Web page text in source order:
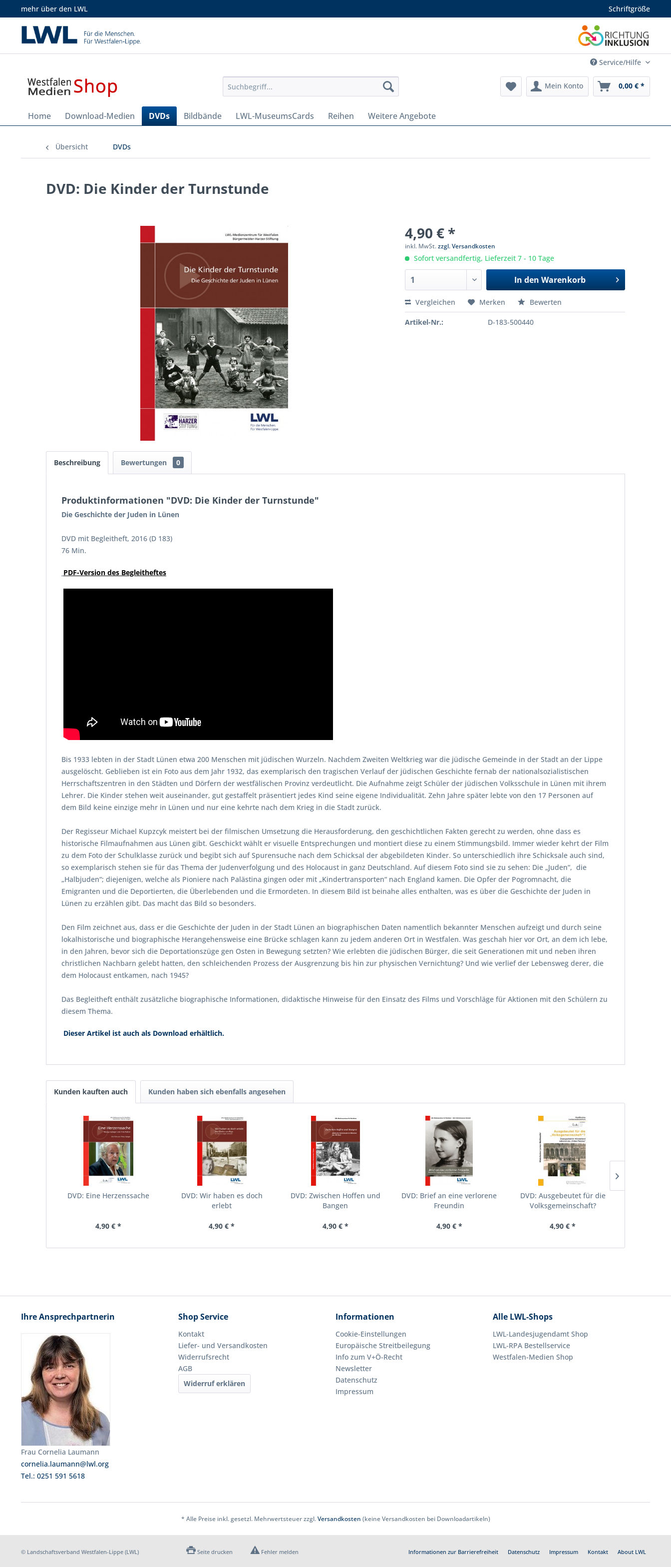
mehr über den LWL Schriftgröße
Service/Hilfe
Mein Konto 0,00 € *
Home Download-Medien DVDs Bildbände LWL-MuseumsCards Reihen Weitere Angebote
Übersicht DVDs
DVD: Die Kinder der Turnstunde
4,90 € *
inkl. MwSt.zzgl. Versandkosten
Sofort versandfertig, Lieferzeit 7 - 10 Tage
In den Warenkorb
Vergleichen Merken Bewerten
Artikel-Nr.: D-183-500440
Beschreibung Bewertungen 0
Produktinformationen "DVD: Die Kinder der Turnstunde"
Die Geschichte der Juden in Lünen
DVD mit Begleitheft, 2016 (D 183)
76 Min.
PDF-Version des Begleitheftes
Bis 1933 lebten in der Stadt Lünen etwa 200 Menschen mit jüdischen Wurzeln. Nachdem Zweiten Weltkrieg war die jüdische Gemeinde in der Stadt an der Lippe
ausgelöscht. Geblieben ist ein Foto aus dem Jahr 1932, das exemplarisch den tragischen Verlauf der jüdischen Geschichte fernab der nationalsozialistischen
Herrschaftszentren in den Städten und Dörfern der westfälischen Provinz verdeutlicht. Die Aufnahme zeigt Schüler der jüdischen Volksschule in Lünen mit ihrem
Lehrer. Die Kinder stehen weit auseinander, gut gestaffelt präsentiert jedes Kind seine eigene Individualität. Zehn Jahre später lebte von den 17 Personen auf
dem Bild keine einzige mehr in Lünen und nur eine kehrte nach dem Krieg in die Stadt zurück.
Der Regisseur Michael Kupzcyk meistert bei der filmischen Umsetzung die Herausforderung, den geschichtlichen Fakten gerecht zu werden, ohne dass es
historische Filmaufnahmen aus Lünen gibt. Geschickt wählt er visuelle Entsprechungen und montiert diese zu einem Stimmungsbild. Immer wieder kehrt der Film
zu dem Foto der Schulklasse zurück und begibt sich auf Spurensuche nach dem Schicksal der abgebildeten Kinder. So unterschiedlich ihre Schicksale auch sind,
so exemplarisch stehen sie für das Thema der Judenverfolgung und des Holocaust in ganz Deutschland. Auf diesem Foto sind sie zu sehen: Die „Juden“, die
„Halbjuden“; diejenigen, welche als Pioniere nach Palästina gingen oder mit „Kindertransporten“ nach England kamen. Die Opfer der Pogromnacht, die
Emigranten und die Deportierten, die Überlebenden und die Ermordeten. In diesem Bild ist beinahe alles enthalten, was es über die Geschichte der Juden in
Lünen zu erzählen gibt. Das macht das Bild so besonders.
Den Film zeichnet aus, dass er die Geschichte der Juden in der Stadt Lünen an biographischen Daten namentlich bekannter Menschen aufzeigt und durch seine
lokalhistorische und biographische Herangehensweise eine Brücke schlagen kann zu jedem anderen Ort in Westfalen. Was geschah hier vor Ort, an dem ich lebe,
in den Jahren, bevor sich die Deportationszüge gen Osten in Bewegung setzten? Wie erlebten die jüdischen Bürger, die seit Generationen mit und neben ihren
christlichen Nachbarn gelebt hatten, den schleichenden Prozess der Ausgrenzung bis hin zur physischen Vernichtung? Und wie verlief der Lebensweg derer, die
dem Holocaust entkamen, nach 1945?
Das Begleitheft enthält zusätzliche biographische Informationen, didaktische Hinweise für den Einsatz des Films und Vorschläge für Aktionen mit den Schülern zu
diesem Thema.
Dieser Artikel ist auch als Download erhältlich.
Kunden kauften auch Kunden haben sich ebenfalls angesehen
DVD: Eine Herzenssache
4,90 € *
DVD: Wir haben es doch
erlebt
4,90 € *
DVD: Zwischen Hoffen und
Bangen
4,90 € *
DVD: Brief an eine verlorene
Freundin
4,90 € *
DVD: Ausgebeutet für die
Volksgemeinschaft?
4,90 € *
Ihre Ansprechpartnerin
Frau Cornelia Laumann
cornelia.laumann@lwl.org
Tel.: 0251 591 5618
Shop Service
Kontakt
Liefer- und Versandkosten
Widerrufsrecht
AGB
Widerruf erklären
Informationen
Cookie-Einstellungen
Europäische Streitbeilegung
Info zum V+Ö-Recht
Newsletter
Datenschutz
Impressum
Alle LWL-Shops
LWL-Landesjugendamt Shop
LWL-RPA Bestellservice
Westfalen-Medien Shop
* Alle Preise inkl. gesetzl. Mehrwertsteuer zzgl.Versandkosten (keine Versandkosten bei Downloadartikeln)
© Landschaftsverband Westfalen-Lippe (LWL) Seite drucken Fehler melden Informationen zur Barrierefreiheit Datenschutz Impressum Kontakt About LWL